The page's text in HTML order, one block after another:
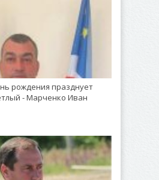
рождения празднует
- Марченко Иван